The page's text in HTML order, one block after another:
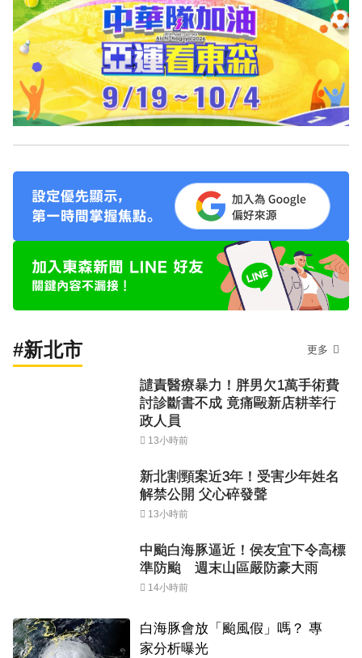
#新北市 更多
譴責醫療暴力！胖男欠1萬手術費
討診斷書不成 竟痛毆新店耕莘行
政人員
13小時前
新北割頸案近3年！受害少年姓名
解禁公開 父心碎發聲
13小時前
中颱白海豚逼近！侯友宜下令高標
準防颱 週末山區嚴防豪大雨
14小時前
白海豚會放「颱風假」嗎？ 專
家分析曝光